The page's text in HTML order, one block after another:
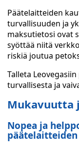
Päätelaitteiden
turvallisuuden ja
maksutietosi ovat
syöttää niitä
riskiä joutua
Talleta
turvallisesta ja
Mukavuutta
Nopea ja